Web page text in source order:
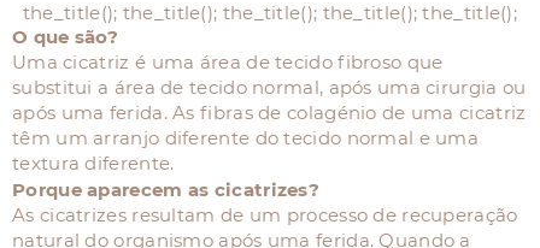
the_title(); the_title(); the_title(); the_title(); the_title();
O que são?
Uma cicatriz é uma área de tecido fibroso que
substitui a área de tecido normal, após uma cirurgia ou
após uma ferida. As fibras de colagénio de uma cicatriz
têm um arranjo diferente do tecido normal e uma
textura diferente.
Porque aparecem as cicatrizes?
As cicatrizes resultam de um processo de recuperação
natural do organismo após uma ferida. Quando a